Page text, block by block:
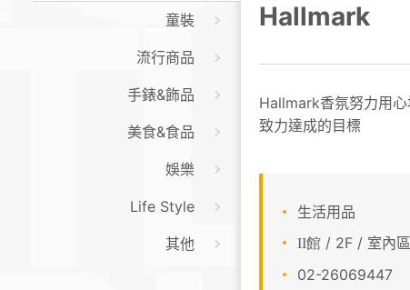
童裝
流行商品
手錶&飾品
美食&食品
娛樂
Life Style
其他
Hallmark
Hallmark香氛努力用
致力達成的目標
生活用品
II館/ 2F / 室內區
02-26069447